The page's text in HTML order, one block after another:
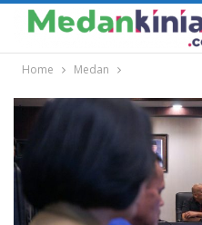
Home Medan